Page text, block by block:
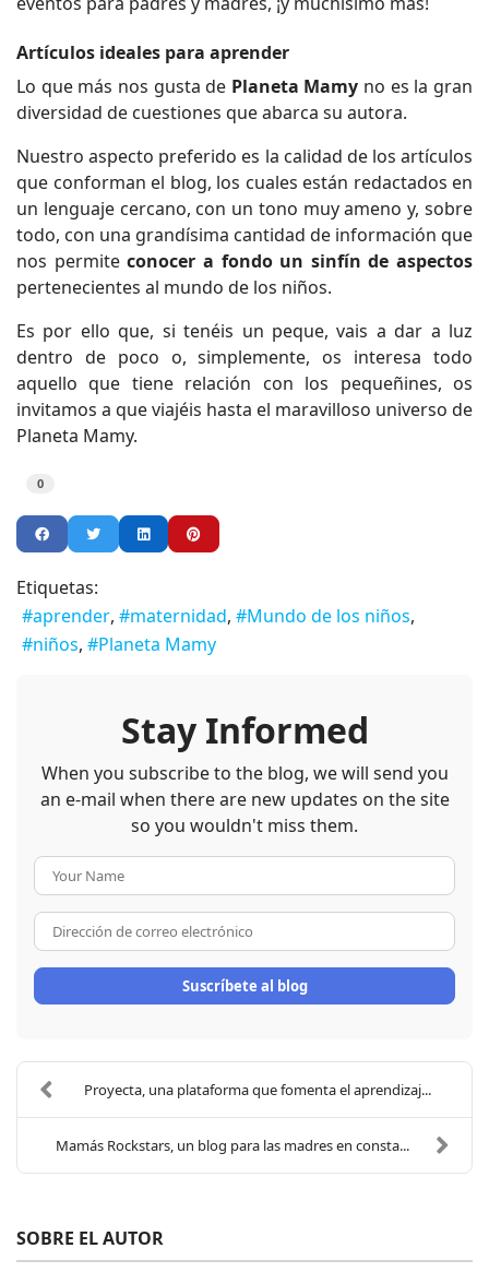
Artículos ideales para aprender
Lo que más nos gusta de Planeta Mamy no es la gran
diversidad de cuestiones que abarca su autora.
Nuestro aspecto preferido es la calidad de los artículos
que conforman el blog, los cuales están redactados en
un lenguaje cercano, con un tono muy ameno y, sobre
todo, con una grandísima cantidad de información que
nos permiteconocer a fondo un sinfín de aspectos
pertenecientes al mundo de los niños.
Es por ello que, si tenéis un peque, vais a dar a luz
dentro de poco o, simplemente, os interesa todo
aquello que tiene relación con los pequeñines, os
invitamos a que viajéis hasta el maravilloso universo de
Planeta Mamy.
0
Etiquetas:
aprender
maternidad
Mundo de los niños
niños
Planeta Mamy
Stay Informed
When you subscribe to the blog, we will send you
an e-mail when there are new updates on the site
so you wouldn't miss them.
Dirección de correo
Suscríbete al blog
Proyecta, una plataforma que fomenta el aprendizaj...
Mamás Rockstars, un blog para las madres en consta...
SOBRE EL AUTOR